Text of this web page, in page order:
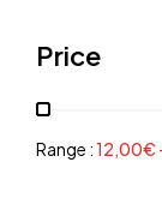
Mode Fille
Mode Garçon
Sweat, pulls,
Price
Range :12,00€